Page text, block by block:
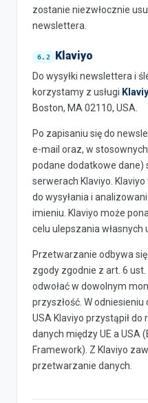
zostanie niezwłocznie
newslettera.
Klaviyo
Do wysyłki newslettera i
korzystamy z usługi
Boston, MA 02110, USA.
Po zapisaniu się do
e-mail oraz, w
podane dodatkowe dane)
serwerach Klaviyo.
do wysyłania i
imieniu. Klaviyo może
celu ulepszania własnych
Przetwarzanie odbywa
zgody zgodnie z art. 6 ust.
odwołać w dowolnym
przyszłość. W
USA Klaviyo przystąpił
danych między UE a USA
Framework). Z Klaviyo
przetwarzanie danych.